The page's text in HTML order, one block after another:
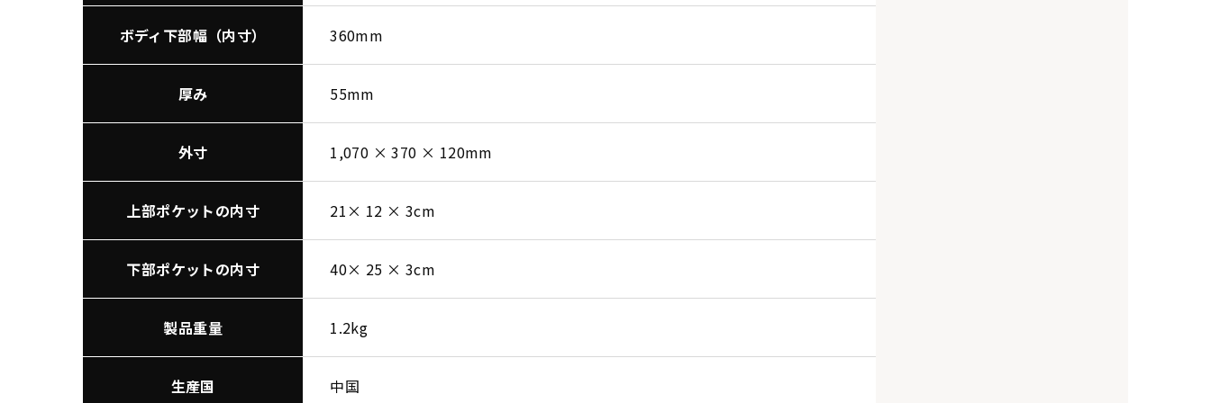
ボディ下部幅（内寸） 360mm
厚み 55mm
外寸 1,070 × 370 × 120mm
上部ポケットの内寸 21× 12 × 3cm
下部ポケットの内寸 40× 25 × 3cm
製品重量 1.2kg
生産国 中国